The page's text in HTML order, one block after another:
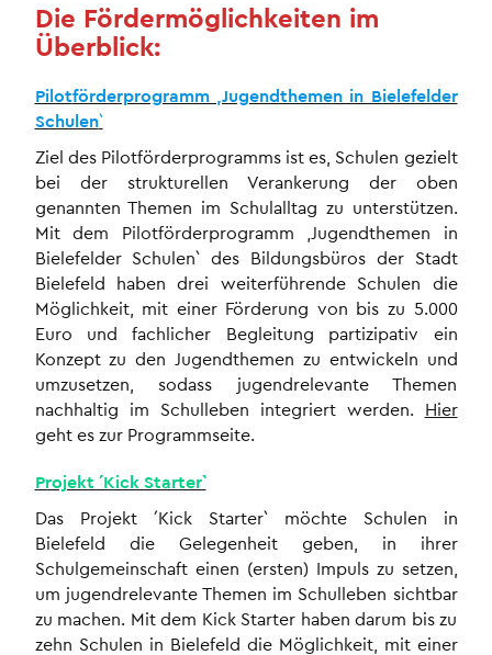
Die Fördermöglichkeiten im
Überblick:
Pilotförderprogramm ‚Jugendthemen in Bielefelder
Schulen`
Ziel des Pilotförderprogramms ist es, Schulen gezielt
bei der strukturellen Verankerung der oben
genannten Themen im Schulalltag zu unterstützen.
Mit dem Pilotförderprogramm ‚Jugendthemen in
Bielefelder Schulen` des Bildungsbüros der Stadt
Bielefeld haben drei weiterführende Schulen die
Möglichkeit, mit einer Förderung von bis zu 5.000
Euro und fachlicher Begleitung partizipativ ein
Konzept zu den Jugendthemen zu entwickeln und
umzusetzen, sodass jugendrelevante Themen
nachhaltig im Schulleben integriert werden. Hier
geht es zur Programmseite.
Projekt ´Kick Starter`
Das Projekt ´Kick Starter` möchte Schulen in
Bielefeld die Gelegenheit geben, in ihrer
Schulgemeinschaft einen (ersten) Impuls zu setzen,
um jugendrelevante Themen im Schulleben sichtbar
zu machen. Mit dem Kick Starter haben darum bis zu
zehn Schulen in Bielefeld die Möglichkeit, mit einer